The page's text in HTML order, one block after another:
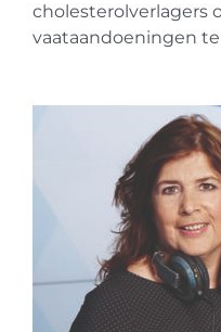
cholesterolverlagers
vaataandoeningen te